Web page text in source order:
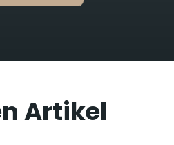
Artikel